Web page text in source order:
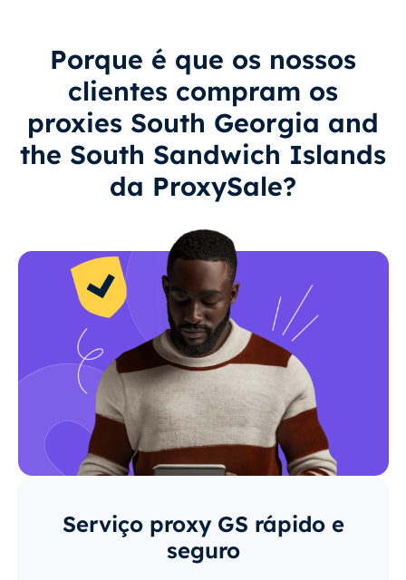
Porque é que os nossos
clientes compram os
proxies South Georgia and
the South Sandwich Islands
da ProxySale?
Serviço proxy GS rápido e
seguro